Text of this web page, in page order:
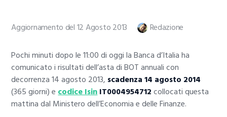
Aggiornamento del 12 Agosto 2013 Redazione
Pochi minuti dopo le 11:00 di oggi la Banca d’Italia ha
comunicato i risultati dell’asta di BOT annuali con
decorrenza 14 agosto 2013, scadenza 14 agosto 2014
(365 giorni) ecodice IsinIT0004954712collocati questa
mattina dal Ministero dell’Economia e delle Finanze.